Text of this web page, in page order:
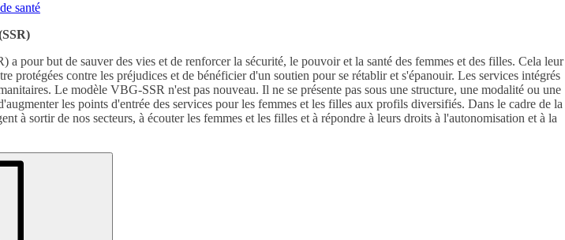
santé
pour but de sauver des vies et de renforcer la sécurité, le pouvoir et la santé des femmes et des filles. Cela leur
protégées contre les préjudices et de bénéficier d'un soutien pour se rétablir et s'épanouir. Les services intégrés
Le modèle VBG-SSR n'est pas nouveau. Il ne se présente pas sous une structure, une modalité ou une
les points d'entrée des services pour les femmes et les filles aux profils diversifiés. Dans le cadre de la
à sortir de nos secteurs, à écouter les femmes et les filles et à répondre à leurs droits à l'autonomisation et à la